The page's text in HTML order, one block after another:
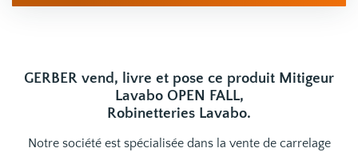
GERBER vend, livre et pose ce produit Mitigeur
Lavabo OPEN FALL,
Robinetteries Lavabo.
Notre société est spécialisée dans la vente de carrelage